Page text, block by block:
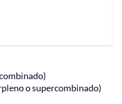
o supercombinado)